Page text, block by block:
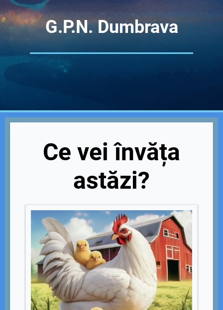
G.P.N. Dumbrava
Ce vei învăța
astăzi?